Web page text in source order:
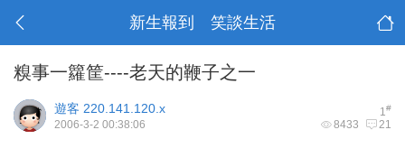
新生報到 笑談生活
糗事一籮筐----老天的鞭子之一
1#
遊客 220.141.120.x
8433 21
2006-3-2 00:38:06